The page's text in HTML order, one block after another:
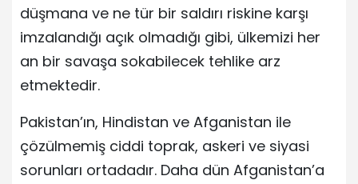
düşmana ve ne tür bir saldırı riskine karşı
imzalandığı açık olmadığı gibi, ülkemizi her
an bir savaşa sokabilecek tehlike arz
etmektedir.
Pakistan’ın, Hindistan ve Afganistan ile
çözülmemiş ciddi toprak, askeri ve siyasi
sorunları ortadadır. Daha dün Afganistan’a